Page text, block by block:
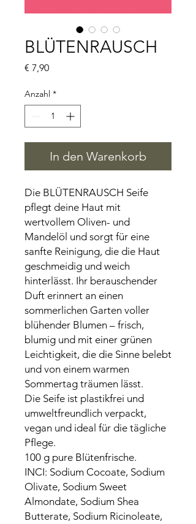
BLÜTENRAUSCH
€ 7,90Preis
Anzahl *
In den Warenkorb
Die BLÜTENRAUSCH Seife
pflegt deine Haut mit
wertvollem Oliven- und
Mandelöl und sorgt für eine
sanfte Reinigung, die die Haut
geschmeidig und weich
hinterlässt. Ihr berauschender
Duft erinnert an einen
sommerlichen Garten voller
blühender Blumen – frisch,
blumig und mit einer grünen
Leichtigkeit, die die Sinne belebt
und von einem warmen
Sommertag träumen lässt.
Die Seife ist plastikfrei und
umweltfreundlich verpackt,
vegan und ideal für die tägliche
Pflege.
100 g pure Blütenfrische.
INCI: Sodium Cocoate, Sodium
Olivate, Sodium Sweet
Almondate, Sodium Shea
Butterate, Sodium Ricinoleate,